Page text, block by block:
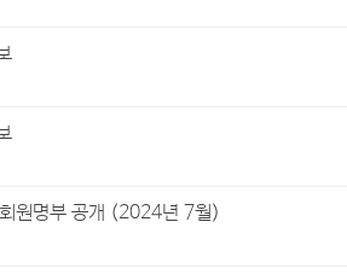
원명부 공개 (2024년 7월)